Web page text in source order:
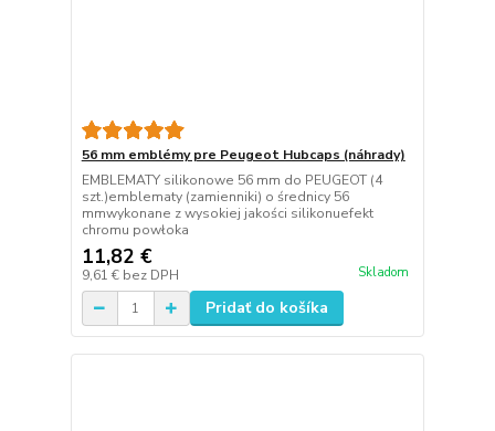
56 mm emblémy pre Peugeot Hubcaps (náhrady)
EMBLEMATY silikonowe 56 mm do PEUGEOT (4
szt.)emblematy (zamienniki) o średnicy 56
mmwykonane z wysokiej jakości silikonuefekt
chromu powłoka
11,82 €
9,61 € bez DPH Skladom
Pridať do košíka